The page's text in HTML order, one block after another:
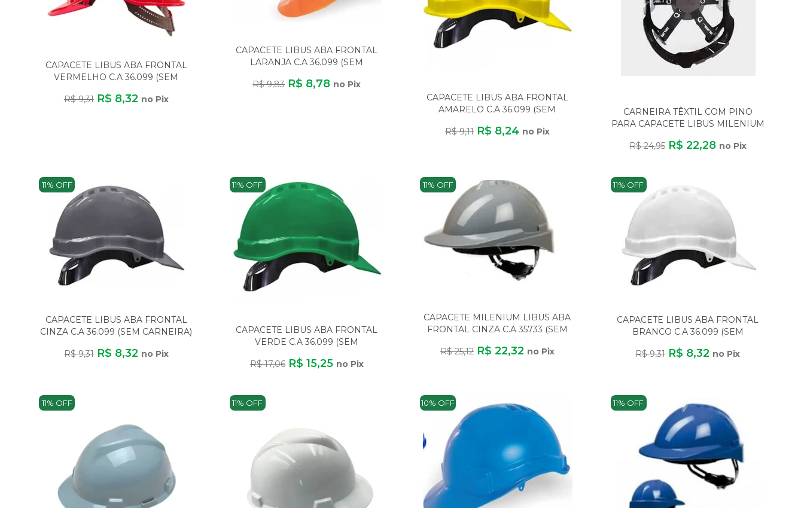
CAPACETE LIBUS ABA FRONTAL
VERMELHO C.A 36.099 (SEM
R$ 9,31 R$ 8,32 no Pix
CAPACETE LIBUS ABA FRONTAL
LARANJA C.A 36.099 (SEM
R$ 9,83 R$ 8,78 no Pix
CAPACETE LIBUS ABA FRONTAL
AMARELO C.A 36.099 (SEM
R$ 9,11 R$ 8,24 no Pix
CARNEIRA TÊXTIL COM PINO
PARA CAPACETE LIBUS MILENIUM
R$ 24,95 R$ 22,28 no Pix
11% OFF
CAPACETE LIBUS ABA FRONTAL
CINZA C.A 36.099 (SEM CARNEIRA)
R$ 9,31 R$ 8,32 no Pix
11% OFF
CAPACETE LIBUS ABA FRONTAL
VERDE C.A 36.099 (SEM
R$ 17,06 R$ 15,25 no Pix
11% OFF
CAPACETE MILENIUM LIBUS ABA
FRONTAL CINZA C.A 35733 (SEM
R$ 25,12 R$ 22,32 no Pix
11% OFF
CAPACETE LIBUS ABA FRONTAL
BRANCO C.A 36.099 (SEM
R$ 9,31 R$ 8,32 no Pix
11% OFF 11% OFF 10% OFF 11% OFF